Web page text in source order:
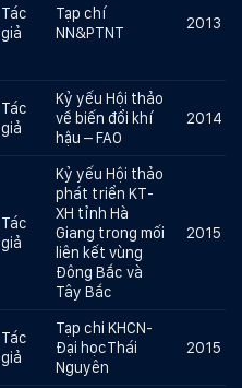
Tác
giả
Tạp chí
NN&PTNT
2013
Tác
giả
Kỷ yếu Hội thảo
về biến đổi khí
hậu – FAO
2014
Tác
giả
Kỷ yếu Hội thảo
phát triển KT-
XH tỉnh Hà
Giang trong mối
liên kết vùng
Đông Bắc và
Tây Bắc
2015
Tác
giả
Tạp chi KHCN-
Đại họcThái
Nguyên
2015